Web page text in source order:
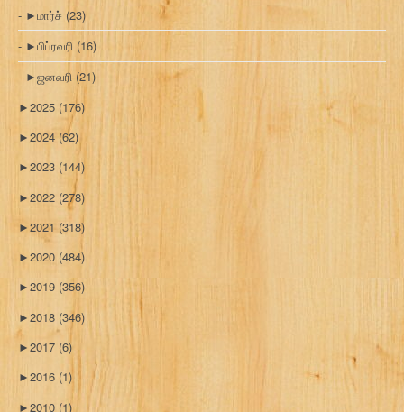
►மார்ச் (23)
►பிப்ரவரி (16)
►ஜனவரி (21)
►2025 (176)
►2024 (62)
►2023 (144)
►2022 (278)
►2021 (318)
►2020 (484)
►2019 (356)
►2018 (346)
►2017 (6)
►2016 (1)
►2010 (1)